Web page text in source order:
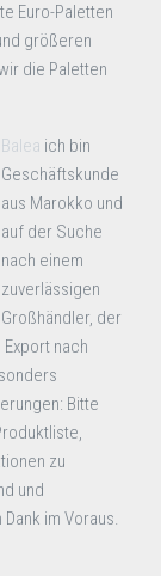
Euro-Paletten
größeren
die Paletten
Balea ich bin
Geschäftskunde
aus Marokko und
auf der Suche
nach einem
zuverlässigen
Großhändler, der
nach
Bitte
zu
und
im Voraus.